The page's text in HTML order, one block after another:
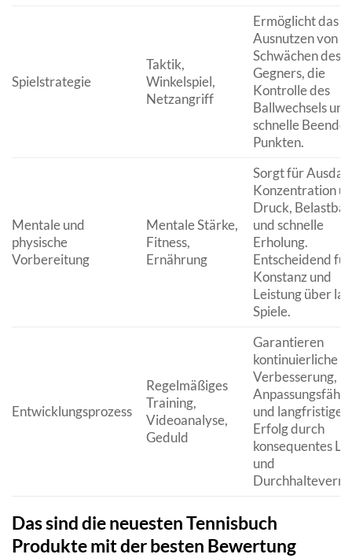
Spielstrategie
Taktik,
Winkelspiel,
Netzangriff
Ermöglicht das
Ausnutzen von
Schwächen des
Gegners, die
Kontrolle des
Ballwechsels
schnelle
Punkten.
Mentale und
physische
Vorbereitung
Mentale Stärke,
Fitness,
Ernährung
Sorgt für
Konzentration
Druck,
und schnelle
Erholung.
Entscheidend für
Konstanz und
Leistung über
Spiele.
Entwicklungsprozess
Regelmäßiges
Training,
Videoanalyse,
Geduld
Garantieren
kontinuierliche
Verbesserung,
und langfristigen
Erfolg durch
konsequentes
und
Das sind die neuesten Tennisbuch
Produkte mit der besten Bewertung